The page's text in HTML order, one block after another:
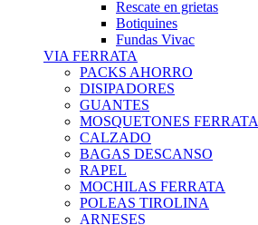
Rescate en grietas
Botiquines
Fundas Vivac
VIA FERRATA
PACKS AHORRO
DISIPADORES
GUANTES
MOSQUETONES FERRATA
CALZADO
BAGAS DESCANSO
RAPEL
MOCHILAS FERRATA
POLEAS TIROLINA
ARNESES